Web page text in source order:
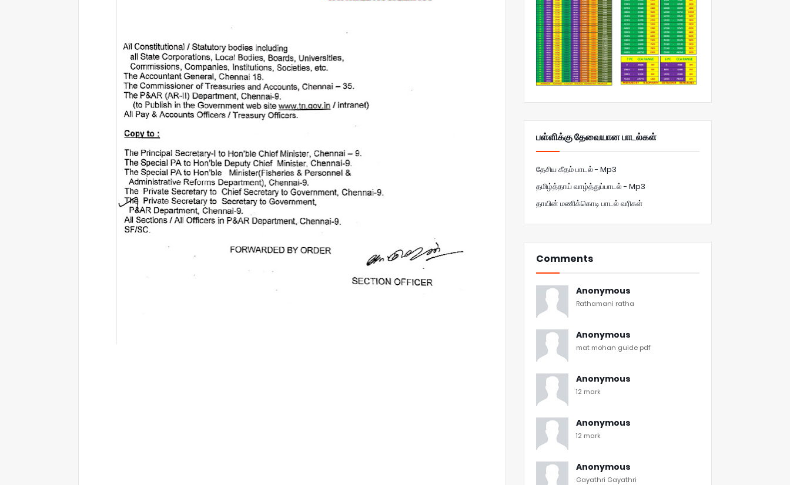
பள்ளிக்கு தேவையான பாடல்கள்
தேசிய கீதம் பாடல் - Mp3
தமிழ்த்தாய் வாழ்த்துப்பாடல் - Mp3
தாயின் மணிக்கொடி பாடல் வரிகள்
Comments
Anonymous
Rathamani ratha
Anonymous
mat mohan guide pdf
Anonymous
12 mark
Anonymous
12 mark
Anonymous
Gayathri Gayathri